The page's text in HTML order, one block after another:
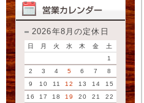
2026年8月の定休日
日 月 火 水 木 金
土
1
2
3 4 5 6 7
8
9
10 11 12 13 14
15
16
17 18 19 20 21
22